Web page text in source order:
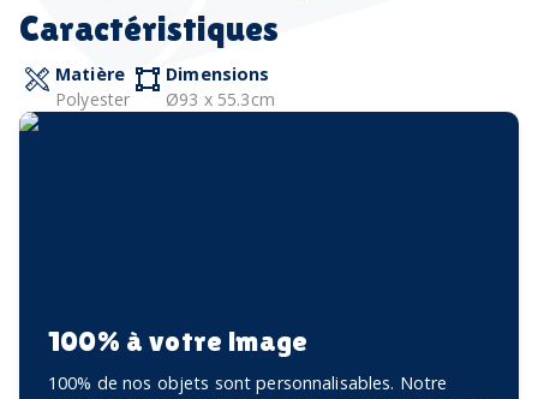
Caractéristiques
Matière
Polyester
Dimensions
Ø93 x 55.3cm
100% à votre image
100% de nos objets sont personnalisables. Notre